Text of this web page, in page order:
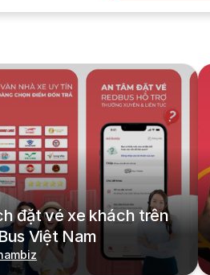
đặt vé xe khách trên
Việt Nam